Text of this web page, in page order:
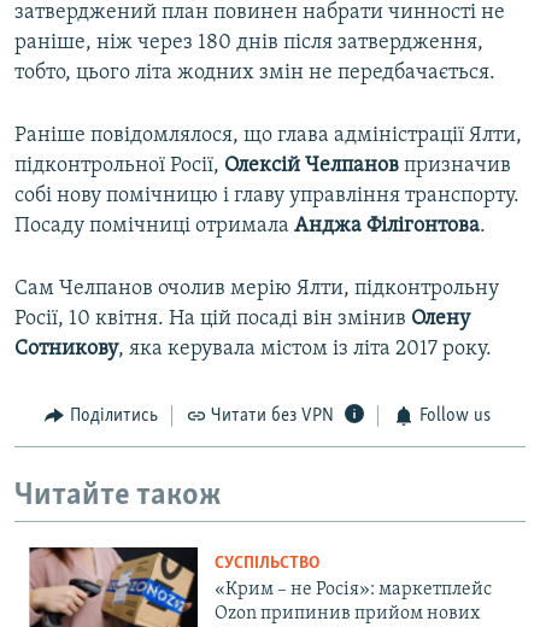
затверджений план повинен набрати чинності не
раніше, ніж через 180 днів після затвердження,
тобто, цього літа жодних змін не передбачається.
Раніше повідомлялося, що глава адміністрації Ялти,
підконтрольної Росії, Олексій Челпанов призначив
собі нову помічницю і главу управління транспорту.
Посаду помічниці отримала Анджа Філігонтова.
Сам Челпанов очолив мерію Ялти, підконтрольну
Росії, 10 квітня. На цій посаді він змінив Олену
Сотникову, яка керувала містом із літа 2017 року.
Поділитись Читати без VPN Follow us
Читайте також
СУСПІЛЬСТВО
«Крим – не Росія»: маркетплейс
Ozon припинив прийом нових